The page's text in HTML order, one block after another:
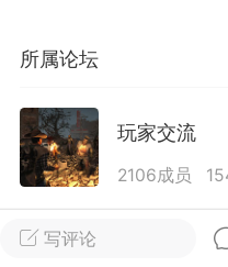
模组的发布行为：1. *...
汉
72
大人
Lv.8
写评论
所属论坛
玩家交流
2106成员
为七日杀玩家提供交流
遵守中国法律规则，拒